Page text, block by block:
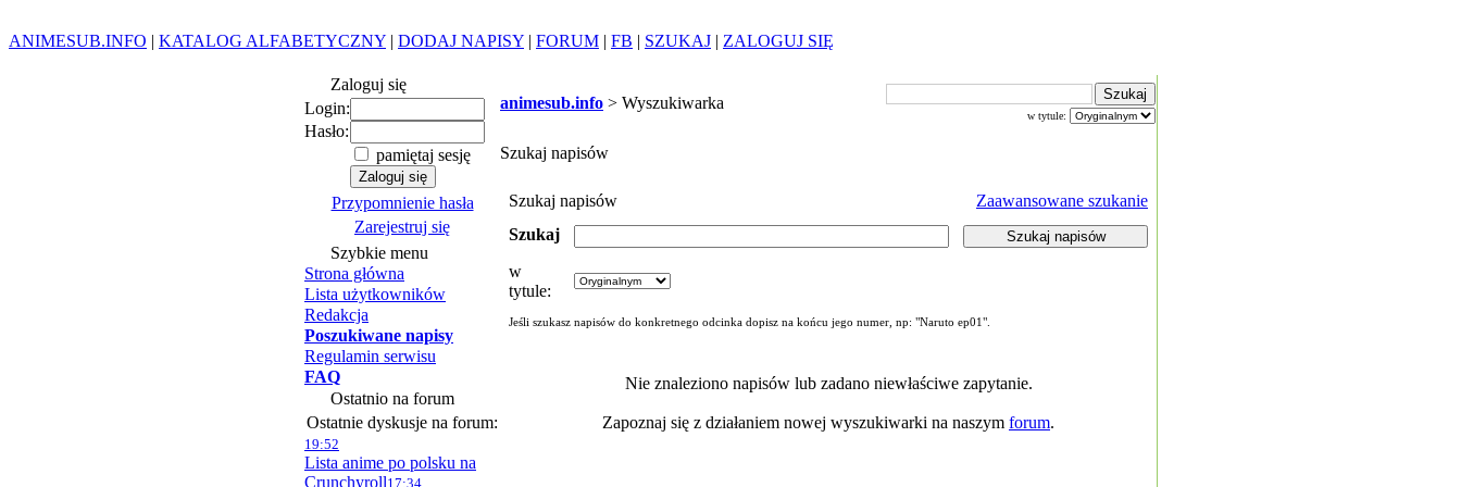
ANIMESUB.INFO | KATALOG ALFABETYCZNY | DODAJ NAPISY | FORUM | FB | SZUKAJ | ZALOGUJ SIĘ
Zaloguj się
Login:
Hasło:
pamiętaj sesję
Przypomnienie hasła
Zarejestruj się
Szybkie menu
Strona główna
Lista użytkowników
Redakcja
Poszukiwane napisy
Regulamin serwisu
FAQ
Ostatnio na forum
Ostatnie dyskusje na forum:
19:52
Lista anime po polsku na
Crunchyroll17:34
animesub.info > Wyszukiwarka
w tytule:
Szukaj napisów
Szukaj napisów
Zaawansowane szukanie
Szukaj
w
tytule:
Jeśli szukasz napisów do konkretnego odcinka dopisz na końcu jego numer, np: "Naruto ep01".
Nie znaleziono napisów lub zadano niewłaściwe zapytanie.
Zapoznaj się z działaniem nowej wyszukiwarki na naszym forum.